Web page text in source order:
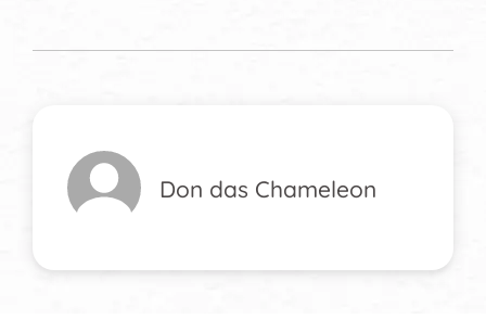
Don das Chameleon